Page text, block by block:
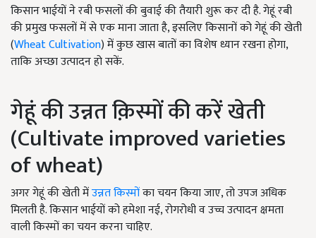
किसान भाईयों ने रबी फसलों की बुवाई की तैयारी शुरू कर दी है. गेहूं रबी
की प्रमुख फसलों में से एक माना जाता है, इसलिए किसानों को गेहूं की खेती
(Wheat Cultivation) में कुछ खास बातों का विशेष ध्यान रखना होगा,
ताकि अच्छा उत्पादन हो सकें.
गेहूं की उन्नत क़िस्मों की करें खेती
(Cultivate improved varieties
of wheat)
अगर गेहूं की खेती मेंउन्नत किस्मोंका चयन किया जाए, तो उपज अधिक
मिलती है. किसान भाईयों को हमेशा नई, रोगरोधी व उच्च उत्पादन क्षमता
वाली किस्मों का चयन करना चाहिए.